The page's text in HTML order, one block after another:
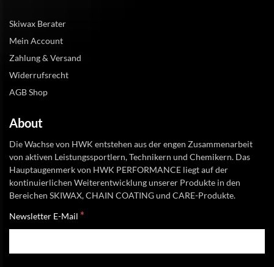
Skiwax Berater
Mein Account
Zahlung & Versand
Widerrufsrecht
AGB Shop
About
Die Wachse von HWK entstehen aus der engen Zusammenarbeit
von aktiven Leistungssportlern, Technikern und Chemikern. Das
Hauptaugenmerk von HWK PERFORMANCE liegt auf der
kontinuierlichen Weiterentwicklung unserer Produkte in den
Bereichen SKIWAX, CHAIN COATING und CARE-Produkte.
Newsletter E-Mail *